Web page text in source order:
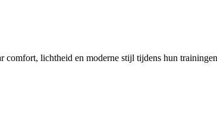
comfort, lichtheid en moderne stijl tijdens hun